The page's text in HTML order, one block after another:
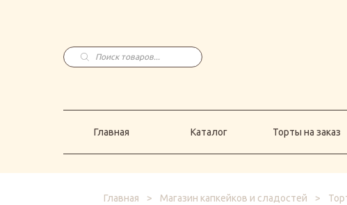
Поиск
товаров
Главная Каталог Торты на заказ
Главная > Магазин капкейков и сладостей >